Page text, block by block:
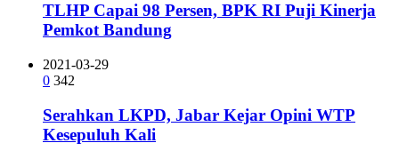
TLHP Capai 98 Persen, BPK RI Puji Kinerja
Pemkot Bandung
2021-03-29
0 342
Serahkan LKPD, Jabar Kejar Opini WTP
Kesepuluh Kali